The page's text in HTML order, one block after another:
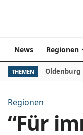
News Regionen
THEMEN Oldenburg
Regionen
“Für